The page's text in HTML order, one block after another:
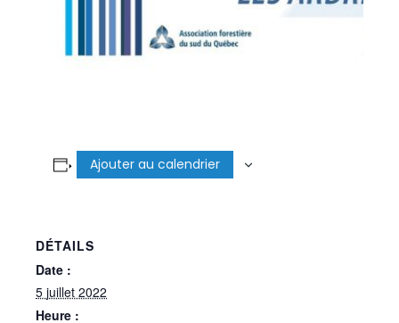
Ajouter au calendrier
DÉTAILS
Date :
5 juillet 2022
Heure :